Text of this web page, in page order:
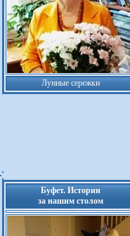
Лунные сережки
Буфет. Истории
за нашим столом